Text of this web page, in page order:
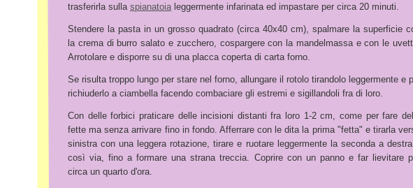
trasferirla sulla spianatoialeggermente infarinata ed impastare per circa 20 minuti.
Stendere la pasta in un grosso quadrato (circa 40x40 cm), spalmare la superficie
la crema di burro salato e zucchero, cospargere con la mandelmassa e con le
Arrotolare e disporre su di una placca coperta di carta forno.
Se risulta troppo lungo per stare nel forno, allungare il rotolo tirandolo leggermente e
richiuderlo a ciambella facendo combaciare gli estremi e sigillandoli fra di loro.
Con delle forbici praticare delle incisioni distanti fra loro 1-2 cm, come per fare
fette ma senza arrivare fino in fondo. Afferrare con le dita la prima "fetta" e tirarla
sinistra con una leggera rotazione, tirare e ruotare leggermente la seconda a
così via, fino a formare una strana treccia. Coprire con un panno e far lievitare
circa un quarto d'ora.